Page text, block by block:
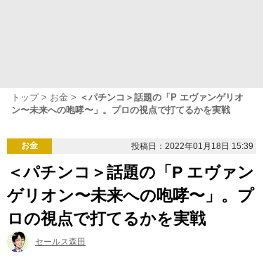
トップ お金
＜パチンコ＞話題の「P エヴァンゲリオ
ン〜未来への咆哮〜」。プロの視点で打てるかを実戦
お金 投稿日：2022年01月18日 15:39
＜パチンコ＞話題の「P エヴァン
ゲリオン〜未来への咆哮〜」。プ
ロの視点で打てるかを実戦
セールス森田